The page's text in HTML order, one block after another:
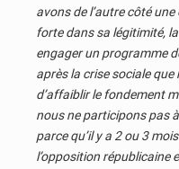
avons de l’autre côté
forte dans sa légitimité,
engager un programme
après la crise sociale
d’affaiblir le fondement
nous ne participons pas
parce qu’il y a 2 ou 3
l’opposition républicaine